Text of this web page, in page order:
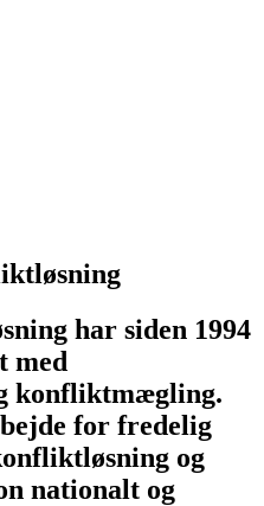
har siden 1994
med
konfliktmægling.
for fredelig
og
nationalt og